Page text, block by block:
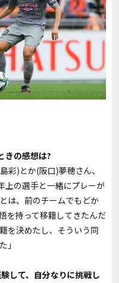
きの感想は?
彩)とか(阪口)夢穂さん、
の選手と一緒にプレーが
は、前のチームでもどか
を持って移籍してきたんだ
を決めたし、そういう同
」
して、自分なりに挑戦し